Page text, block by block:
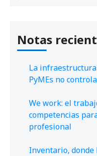
Notas
La
PyMEs no
We work: el
competencias
profesional
Inventario,